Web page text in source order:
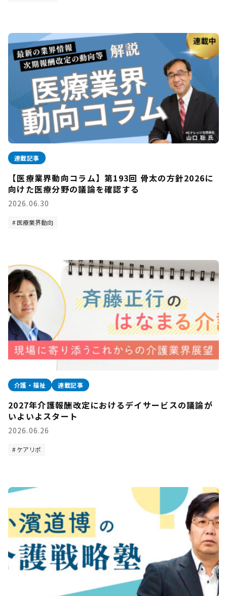
連載記事
【医療業界動向コラム】第193回 骨太の方針2026に
向けた医療分野の議論を確認する
2026.06.30
医療業界動向
介護・福祉 連載記事
2027年介護報酬改定におけるデイサービスの議論が
いよいよスタート
2026.06.26
ケアリポ